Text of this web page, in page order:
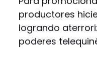
productores
logrando
poderes